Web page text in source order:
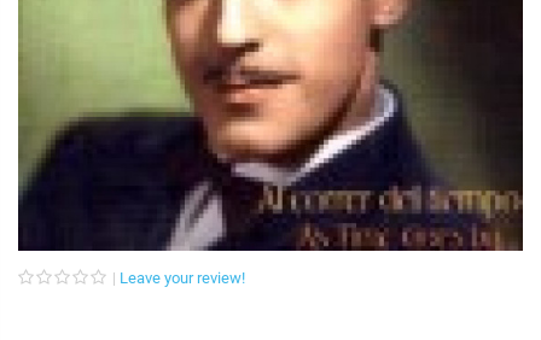
Leave your review!